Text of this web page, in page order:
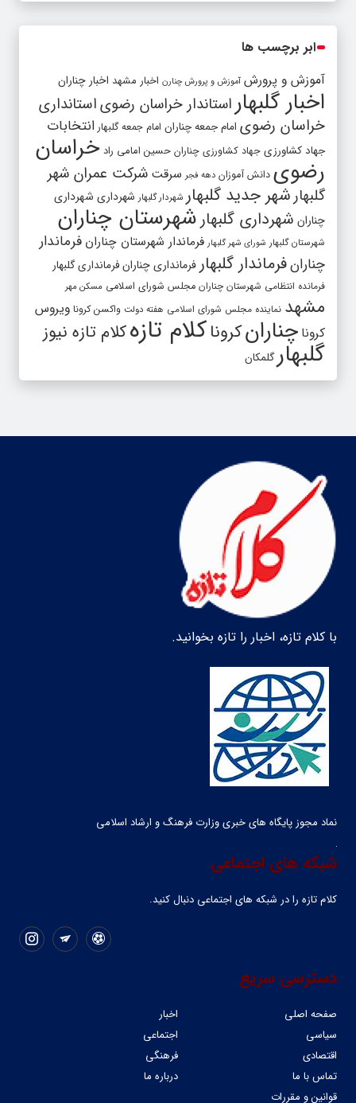
ابر برچسب ها
آموزش و پرورش آموزش و پرورش چنارن اخبار مشهد اخبار چناران
اخبار گلبهار استاندار خراسان رضویاستانداری
خراسان رضوی امام جمعه چناران امام جمعه گلبهار انتخابات
جهاد کشاورزی جهاد کشاورزی چناران حسین امامی راد خراسان
رضوی دانش آموزان دهه فجر سرقت شرکت عمران شهر
گلبهارشهر جدید گلبهار شهردار گلبهار شهرداری شهرداری
چناران شهرداری گلبهار شهرستان چناران
شهرستان گلبهار شورای شهر گلبهار فرماندار شهرستان چناران فرماندار
چنارانفرماندار گلبهار فرمانداری چنارانفرمانداری گلبهار
فرمانده انتظامی شهرستان چناران مجلس شورای اسلامی مسکن مهر
مشهد نماینده مجلس شورای اسلامی هفته دولت واکسن کرونا ویروس
کرونا چنارانکروناکلام تازهکلام تازه نیوز
گلبهارگلمکان
با کلام تازه، اخبار را تازه بخوانید.
نماد مجوز پایگاه های خبری وزارت فرهنگ و ارشاد اسلامی
شبکه های اجتماعی
کلام تازه را در شبکه ‌های اجتماعی دنبال کنید.
دسترسی سریع
صفحه اصلی
اخبار
سیاسی
اجتماعی
اقتصادی
فرهنگی
تماس با ما
درباره ما
قوانین و مقررات